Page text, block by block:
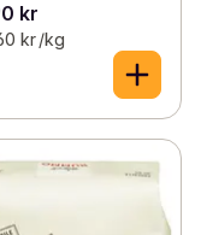
kr
kr /kg